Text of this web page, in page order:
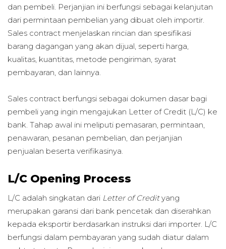
dan pembeli. Perjanjian ini berfungsi sebagai kelanjutan
dari permintaan pembelian yang dibuat oleh importir.
Sales contract menjelaskan rincian dan spesifikasi
barang dagangan yang akan dijual, seperti harga,
kualitas, kuantitas, metode pengiriman, syarat
pembayaran, dan lainnya.
Sales contract berfungsi sebagai dokumen dasar bagi
pembeli yang ingin mengajukan Letter of Credit (L/C) ke
bank. Tahap awal ini meliputi pemasaran, permintaan,
penawaran, pesanan pembelian, dan perjanjian
penjualan beserta verifikasinya.
L/C Opening Process
L/C adalah singkatan dari Letter of Credityang
merupakan garansi dari bank pencetak dan diserahkan
kepada eksportir berdasarkan instruksi dari importer. L/C
berfungsi dalam pembayaran yang sudah diatur dalam